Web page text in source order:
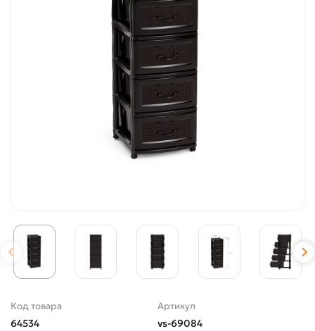
Код товара
64534
Артикул
vs-69084